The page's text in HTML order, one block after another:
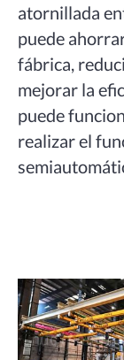
atornillada
puede
fábrica,
mejorar la
puede
realizar el